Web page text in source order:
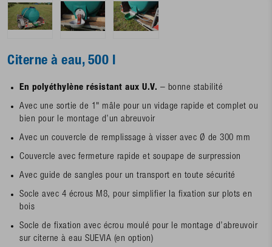
Citerne à eau, 500 l
En polyéthylène résistant aux U.V. – bonne stabilité
Avec une sortie de 1" mâle pour un vidage rapide et complet ou
bien pour le montage d’un abreuvoir
Avec un couvercle de remplissage à visser avec Ø de 300 mm
Couvercle avec fermeture rapide et soupape de surpression
Avec guide de sangles pour un transport en toute sécurité
Socle avec 4 écrous M8, pour simplifier la fixation sur plots en
bois
Socle de fixation avec écrou moulé pour le montage d’abreuvoir
sur citerne à eau SUEVIA (en option)